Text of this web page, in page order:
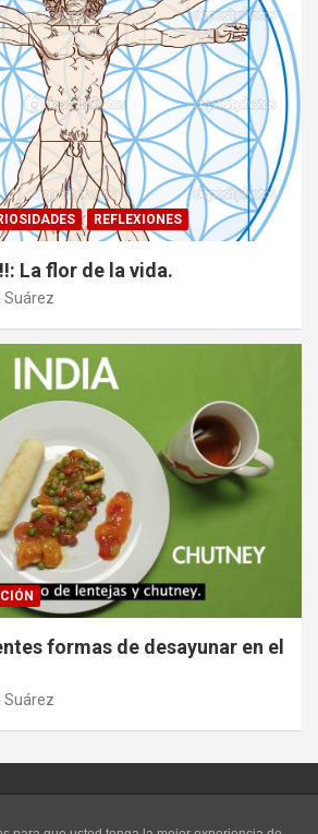
REFLEXIONES
La flor de la vida.
Suárez
formas de desayunar en el
Suárez